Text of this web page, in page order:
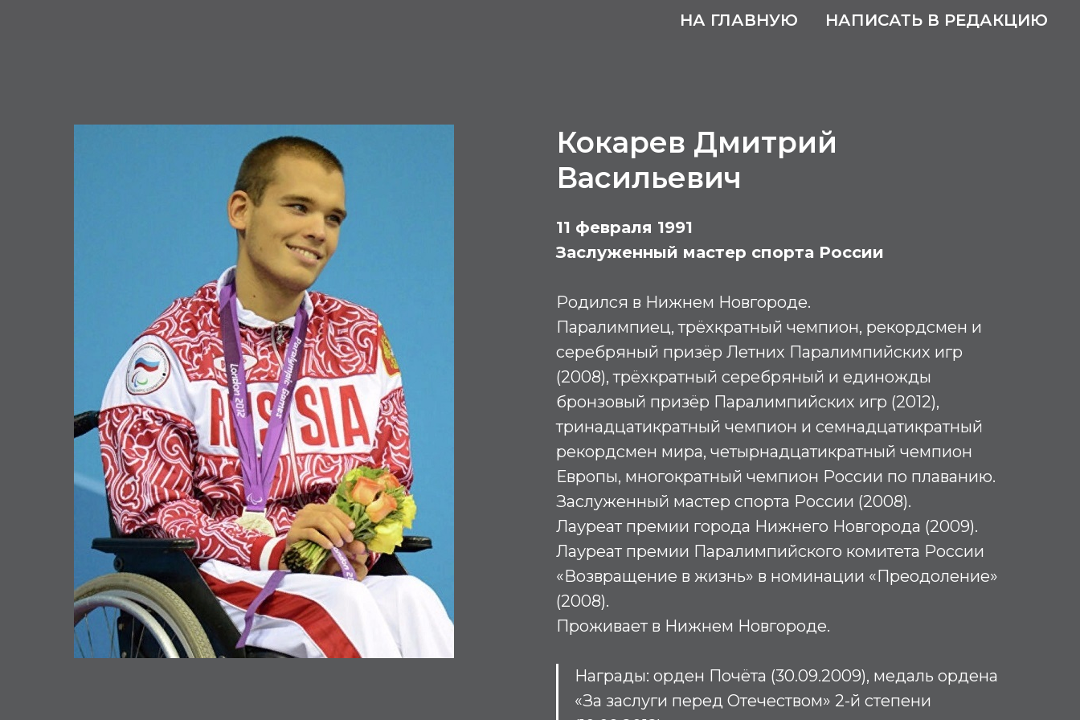
НА ГЛАВНУЮ НАПИСАТЬ В РЕДАКЦИЮ
Кокарев Дмитрий
Васильевич
11 февраля 1991
Заслуженный мастер спорта России
Родился в Нижнем Новгороде.
Паралимпиец, трёхкратный чемпион, рекордсмен и
серебряный призёр Летних Паралимпийских игр
(2008), трёхкратный серебряный и единожды
бронзовый призёр Паралимпийских игр (2012),
тринадцатикратный чемпион и семнадцатикратный
рекордсмен мира, четырнадцатикратный чемпион
Европы, многократный чемпион России по плаванию.
Заслуженный мастер спорта России (2008).
Лауреат премии города Нижнего Новгорода (2009).
Лауреат премии Паралимпийского комитета России
«Возвращение в жизнь» в номинации «Преодоление»
(2008).
Проживает в Нижнем Новгороде.
Награды: орден Почёта (30.09.2009), медаль ордена
«За заслуги перед Отечеством» 2-й степени